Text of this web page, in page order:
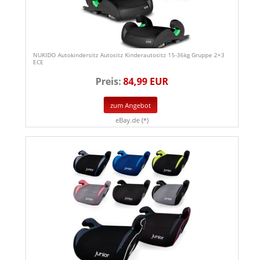
NUKIDO Autokindersitz Autositz Kinderautositz 15-36kg Gruppe 2+3
ECE
Preis:84,99 EUR
zum Angebot
eBay.de (*)